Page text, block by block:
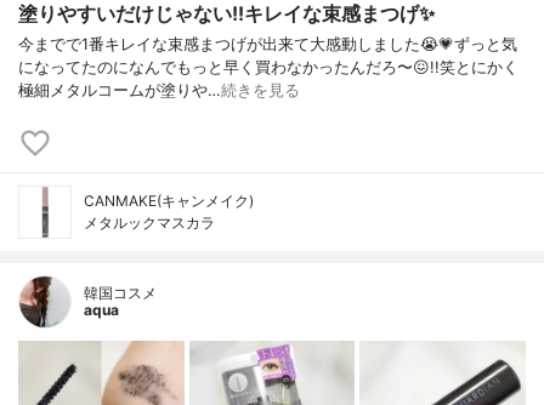
塗りやすいだけじゃない!!キレイな束感まつげ✨️
今までで1番キレイな束感まつげが出来て大感動しました😭💗⁡ずっと気
になってたのになんでもっと早く買わなかったんだろ〜😖!!笑⁡⁡とにかく
極細メタルコームが塗りや…続きを見る
CANMAKE(キャンメイク)
メタルックマスカラ
韓国コスメ
aqua